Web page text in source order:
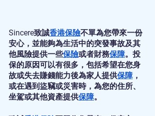
Sincere致誠香港保險不單為您帶來一份
安心，並能夠為生活中的突發事故及其
他風險提供一些保險或者財務保障。投
保的原因可以有很多，包括希望在您身
故或失去賺錢能力後為家人提供保障，
或在遇到盜竊或災害時，為您的住所、
坐駕或其他資產提供保障。